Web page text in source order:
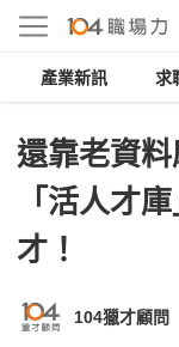
產業新訊 求
還靠老資
「活人才
才！
104獵才顧問